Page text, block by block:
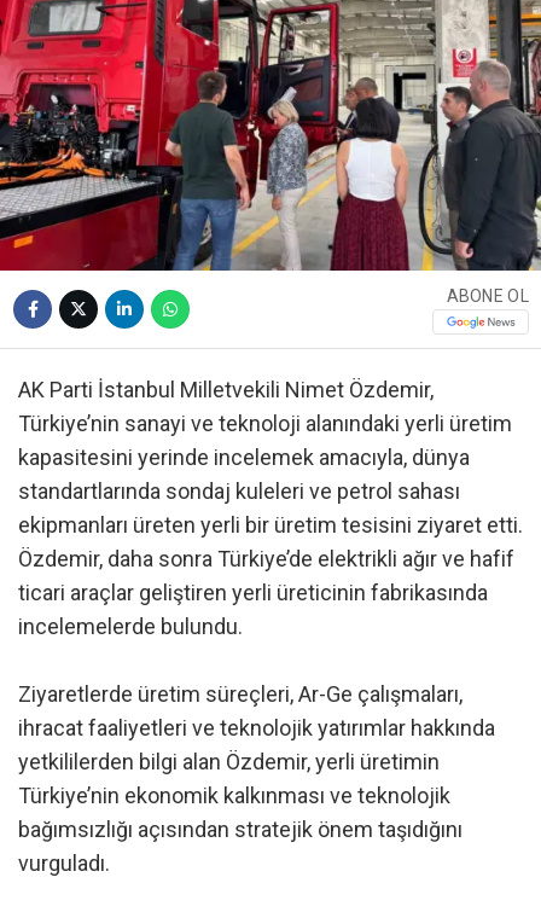
ABONE OL
AK Parti İstanbul Milletvekili Nimet Özdemir,
Türkiye’nin sanayi ve teknoloji alanındaki yerli üretim
kapasitesini yerinde incelemek amacıyla, dünya
standartlarında sondaj kuleleri ve petrol sahası
ekipmanları üreten yerli bir üretim tesisini ziyaret etti.
Özdemir, daha sonra Türkiye’de elektrikli ağır ve hafif
ticari araçlar geliştiren yerli üreticinin fabrikasında
incelemelerde bulundu.
Ziyaretlerde üretim süreçleri, Ar-Ge çalışmaları,
ihracat faaliyetleri ve teknolojik yatırımlar hakkında
yetkililerden bilgi alan Özdemir, yerli üretimin
Türkiye’nin ekonomik kalkınması ve teknolojik
bağımsızlığı açısından stratejik önem taşıdığını
vurguladı.